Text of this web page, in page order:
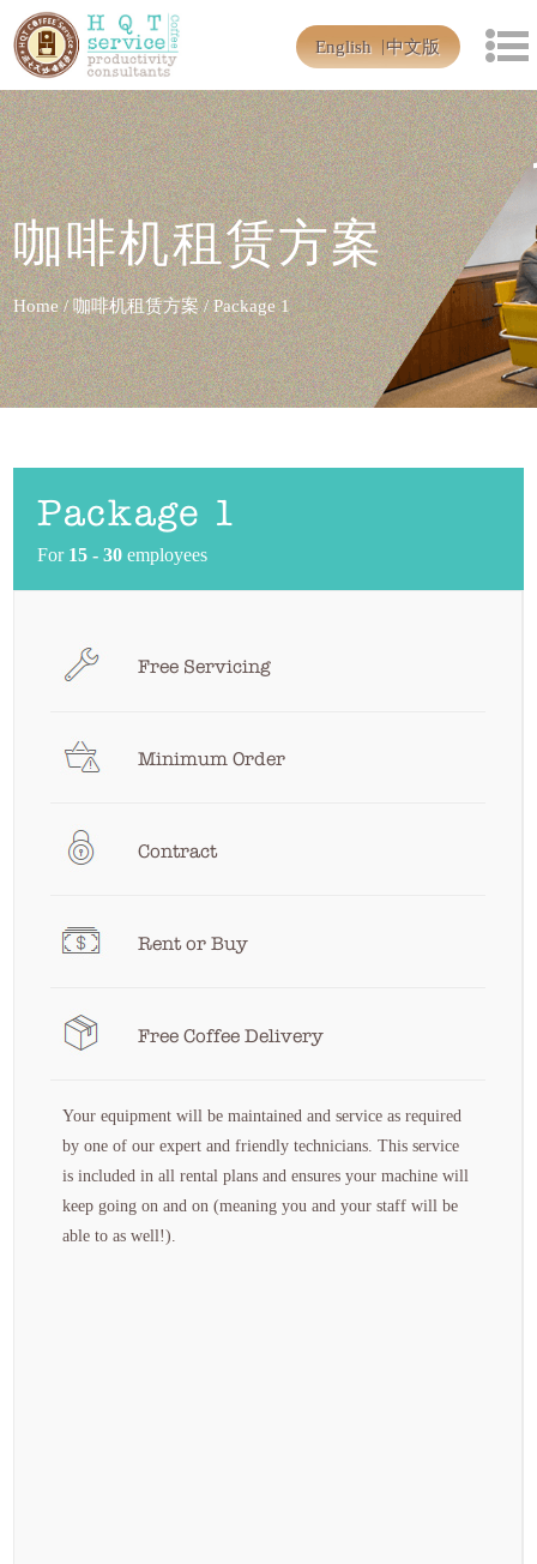
English 中文版
咖啡机租赁方案
Home/咖啡机租赁方案/Package 1
Package 1
For 15 - 30 employees
Free Servicing
Minimum Order
Contract
Rent or Buy
Free Coffee Delivery
Your equipment will be maintained and service as required
by one of our expert and friendly technicians. This service
is included in all rental plans and ensures your machine will
keep going on and on (meaning you and your staff will be
able to as well!).